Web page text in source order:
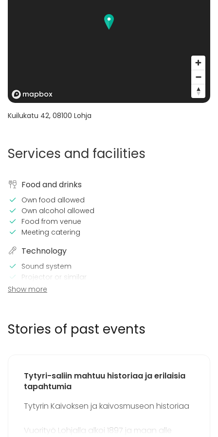
Kuilukatu 42, 08100 Lohja
Services and facilities
Food and drinks
Own food allowed
Own alcohol allowed
Food from venue
Meeting catering
Technology
Sound system
Projector or similar
Microphone
In the venue
Stage
Party
Spa / Wellness / Sauna
Show more
Stories of past events
Tytyri-saliin mahtuu historiaa ja erilaisia
tapahtumia
Tytyrin Kaivoksen ja kaivosmuseon historiaa
Vuorityö Lohjalla alkoi 1897 ja maan alle